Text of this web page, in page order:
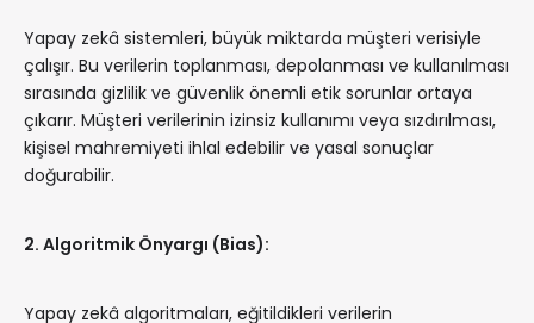
Yapay zekâ sistemleri, büyük miktarda müşteri verisiyle
çalışır. Bu verilerin toplanması, depolanması ve kullanılması
sırasında gizlilik ve güvenlik önemli etik sorunlar ortaya
çıkarır. Müşteri verilerinin izinsiz kullanımı veya sızdırılması,
kişisel mahremiyeti ihlal edebilir ve yasal sonuçlar
doğurabilir.
2. Algoritmik Önyargı (Bias):
Yapay zekâ algoritmaları, eğitildikleri verilerin